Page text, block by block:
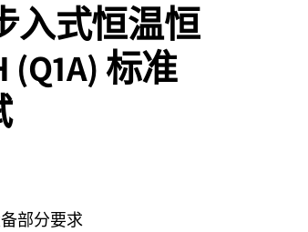
入式恒温恒
(Q1A) 标准
部分要求